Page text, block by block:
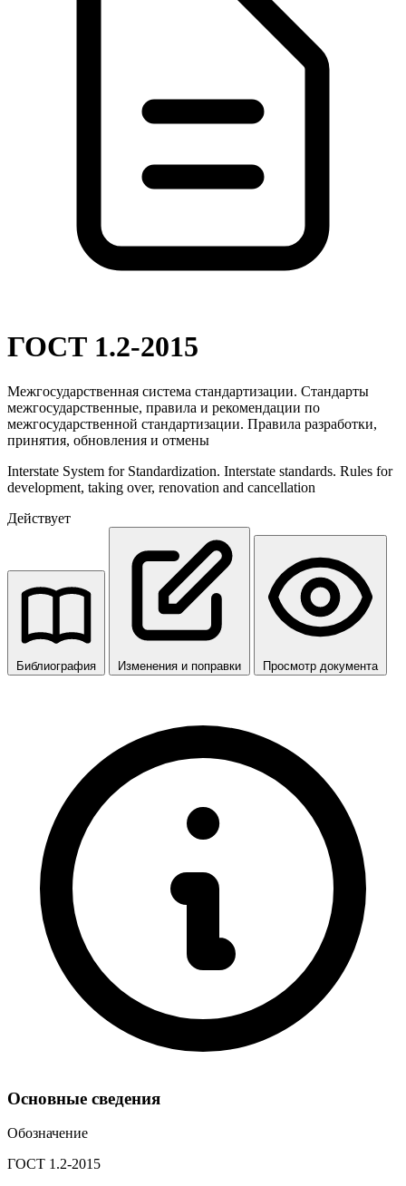
ГОСТ 1.2-2015
Межгосударственная система стандартизации. Стандарты
межгосударственные, правила и рекомендации по
межгосударственной стандартизации. Правила разработки,
принятия, обновления и отмены
Interstate System for Standardization. Interstate standards. Rules for
development, taking over, renovation and cancellation
Действует
Библиография Изменения и поправки Просмотр документа
Основные сведения
Обозначение
ГОСТ 1.2-2015